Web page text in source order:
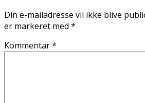
Din e-mailadresse vil ikke blive
er markeret med *
Kommentar*